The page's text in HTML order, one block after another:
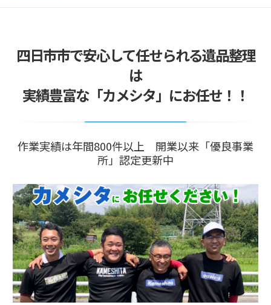
四日市市で安心して任せられる遺品整理
は
実績豊富な「カメシタ」にお任せ！！
作業実績は年間800件以上 開業以来「優良事業
所」認定更新中